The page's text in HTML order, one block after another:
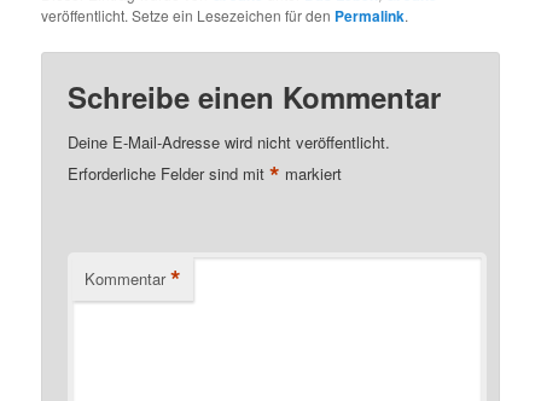
veröffentlicht. Setze ein Lesezeichen für den Permalink.
Schreibe einen Kommentar
Deine E-Mail-Adresse wird nicht veröffentlicht.
Erforderliche Felder sind mit* markiert
Kommentar *